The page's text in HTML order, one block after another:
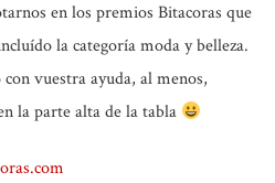
en los premios Bitacoras que
la categoría moda y belleza.
vuestra ayuda, al menos,
la parte alta de la tabla